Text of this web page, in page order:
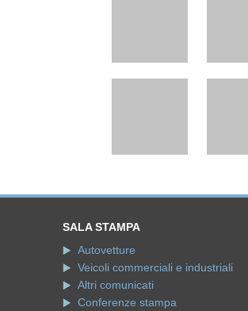
SALA STAMPA
Autovetture
Veicoli commerciali e industriali
Altri comunicati
Conferenze stampa